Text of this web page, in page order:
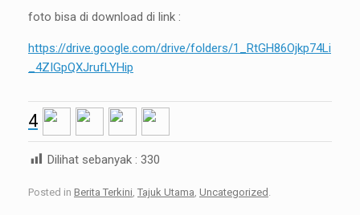
foto bisa di download di link :
https://drive.google.com/drive/folders/1_RtGH86Ojkp74Li
_4ZIGpQXJrufLYHip
4
Dilihat sebanyak : 330
Posted in Berita Terkini, Tajuk Utama, Uncategorized .